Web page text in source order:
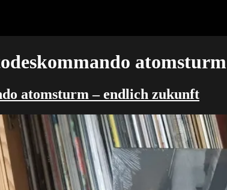
atomsturm
atomsturm – endlich zukunft